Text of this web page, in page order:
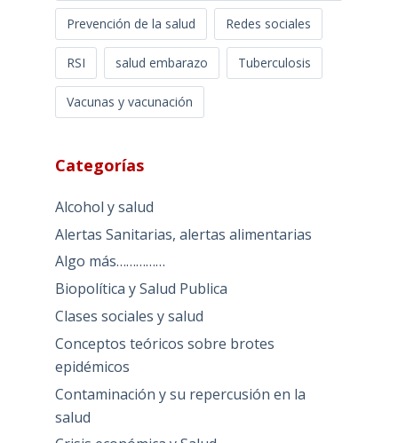
Prevención de la salud
Redes sociales
RSI salud embarazo Tuberculosis
Vacunas y vacunación
Categorías
Alcohol y salud
Alertas Sanitarias, alertas alimentarias
Algo más……………
Biopolítica y Salud Publica
Clases sociales y salud
Conceptos teóricos sobre brotes
epidémicos
Contaminación y su repercusión en la
salud